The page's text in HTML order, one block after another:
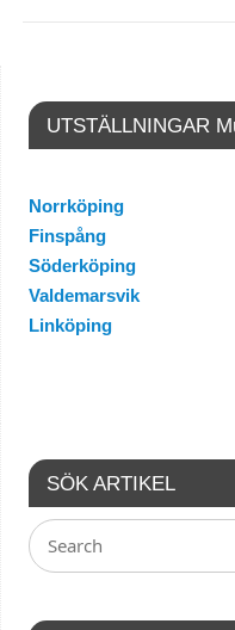
UTSTÄLLNINGAR
Norrköping
Finspång
Söderköping
Valdemarsvik
Linköping
SÖK ARTIKEL